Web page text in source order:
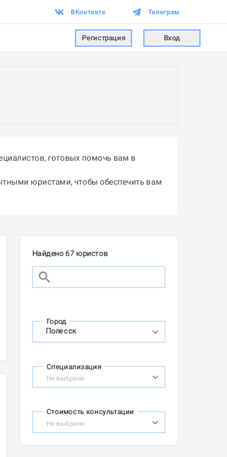
ВКонтакте Телеграм
Регистрация Вход
готовых помочь вам в
юристами, чтобы обеспечить вам
Найдено 67 юристов
Город
Специализация
Не выбрано
Стоимость консультации
Не выбрано